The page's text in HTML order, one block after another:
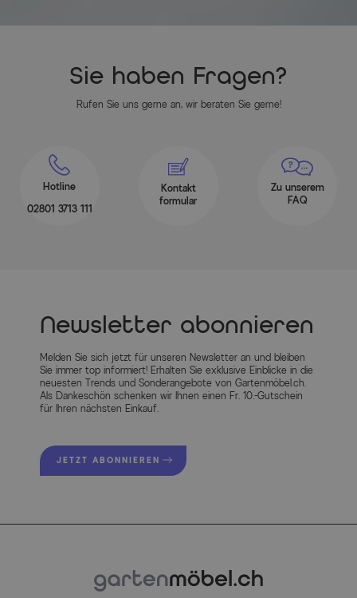
Herstellerinformationen
MEHR INFOS HIER
Sie haben Fragen?
Rufen Sie uns gerne an, wir beraten Sie gerne!
Hotline
02801 3713 111
Kontakt
formular
Zu unserem
FAQ
Newsletter abonnieren
Melden Sie sich jetzt für unseren Newsletter an und bleiben
Sie immer top informiert! Erhalten Sie exklusive Einblicke in die
neuesten Trends und Sonderangebote von Gartenmöbel.ch.
Als Dankeschön schenken wir Ihnen einen Fr. 10.-Gutschein
für Ihren nächsten Einkauf.
JETZT ABONNIEREN